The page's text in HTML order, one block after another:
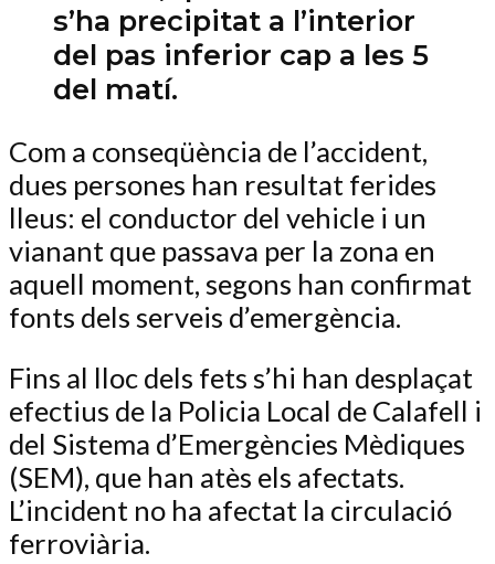
s’ha precipitat a l’interior
del pas inferior cap a les 5
del matí.
Com a conseqüència de l’accident,
dues persones han resultat ferides
lleus: el conductor del vehicle i un
vianant que passava per la zona en
aquell moment, segons han confirmat
fonts dels serveis d’emergència.
Fins al lloc dels fets s’hi han desplaçat
efectius de la Policia Local de Calafell i
del Sistema d’Emergències Mèdiques
(SEM), que han atès els afectats.
L’incident no ha afectat la circulació
ferroviària.